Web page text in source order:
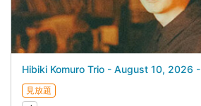
Hibiki Komuro Trio - August 10, 2026 -
見放題